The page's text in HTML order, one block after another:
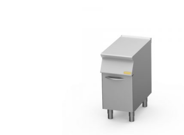
PROČITAJ VIŠE